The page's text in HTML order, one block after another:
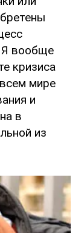
Я вообще
кризиса
мире
и
в
из